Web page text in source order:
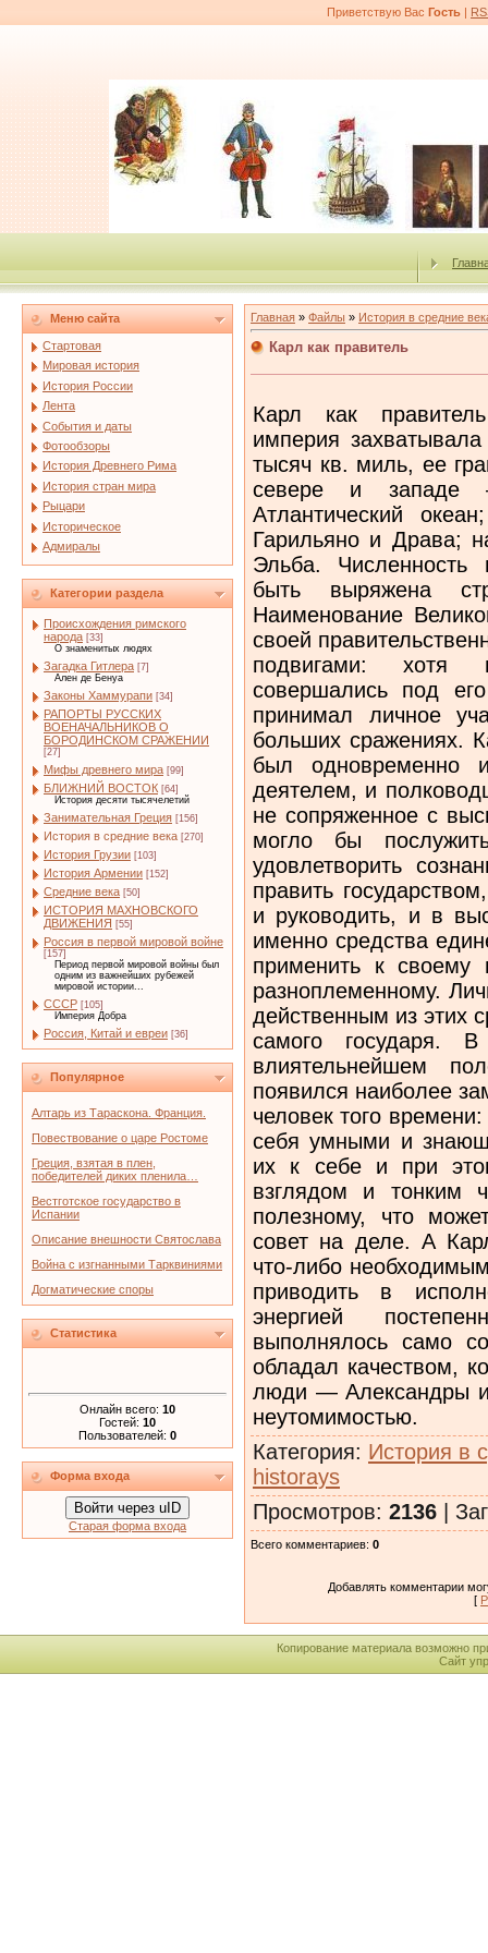
Приветствую Вас Гость |
Меню сайта
Стартовая
Мировая история
История России
Лента
События и даты
Фотообзоры
История Древнего Рима
История стран мира
Рыцари
Историческое
Адмиралы
Категории раздела
Происхождения римского
народа [33]
О знаменитых людях
Загадка Гитлера [7]
Ален де Бенуа
Законы Хаммурапи [34]
РАПОРТЫ РУССКИХ
ВОЕНАЧАЛЬНИКОВ О
БОРОДИНСКОМ СРАЖЕНИИ
[27]
Мифы древнего мира [99]
БЛИЖНИЙ ВОСТОК [64]
История десяти тысячелетий
Занимательная Греция [156]
История в средние века [270]
История Грузии [103]
История Армении [152]
Средние века [50]
ИСТОРИЯ МАХНОВСКОГО
ДВИЖЕНИЯ [55]
Россия в первой мировой войне
[157]
Период первой мировой войны был
одним из важнейших рубежей
мировой истории...
СССР [105]
Империя Добра
Россия, Китай и евреи [36]
Популярное
Алтарь из Тараскона. Франция.
Повествование о царе Ростоме
Греция, взятая в плен,
победителей диких пленила…
Вестготское государство в
Испании
Описание внешности Святослава
Война с изгнанными Тарквиниями
Догматические споры
Статистика
Онлайн всего: 10
Гостей: 10
Пользователей: 0
Форма входа
Войти через uID
Старая форма входа
Главная » Файлы » История в средние
Карл как правитель
Карл как
империя
тысяч кв. миль, ее
севере и западе
Атлантический
Гарильяно и Драва;
Эльба.
быть выряжена
Наименование
своей
подвигами: хотя
совершались под
принимал личное
больших сражениях.
был одновременно
деятелем, и
не сопряженное с
могло бы
удовлетворить
править
и руководить, и в
именно средства
применить к своему
разноплеменному.
действенным из этих
самого
влиятельнейшем
появился наиболее
человек того
себя умными и
их к себе и при
взглядом и тонким
полезному, что
совет на деле. А
что-либо
приводить в
энергией
выполнялось само
обладал качеством,
люди — Александры и
неутомимостью.
Категория: История в
historays
Просмотров: 2136 |
Всего комментариев: 0
Добавлять комментарии
[
Копирование материала возможно
Сайт